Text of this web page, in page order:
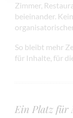
Zimmer,
beieinander.
So bleibt mehr
für Inhalte, für
Ein Platz für